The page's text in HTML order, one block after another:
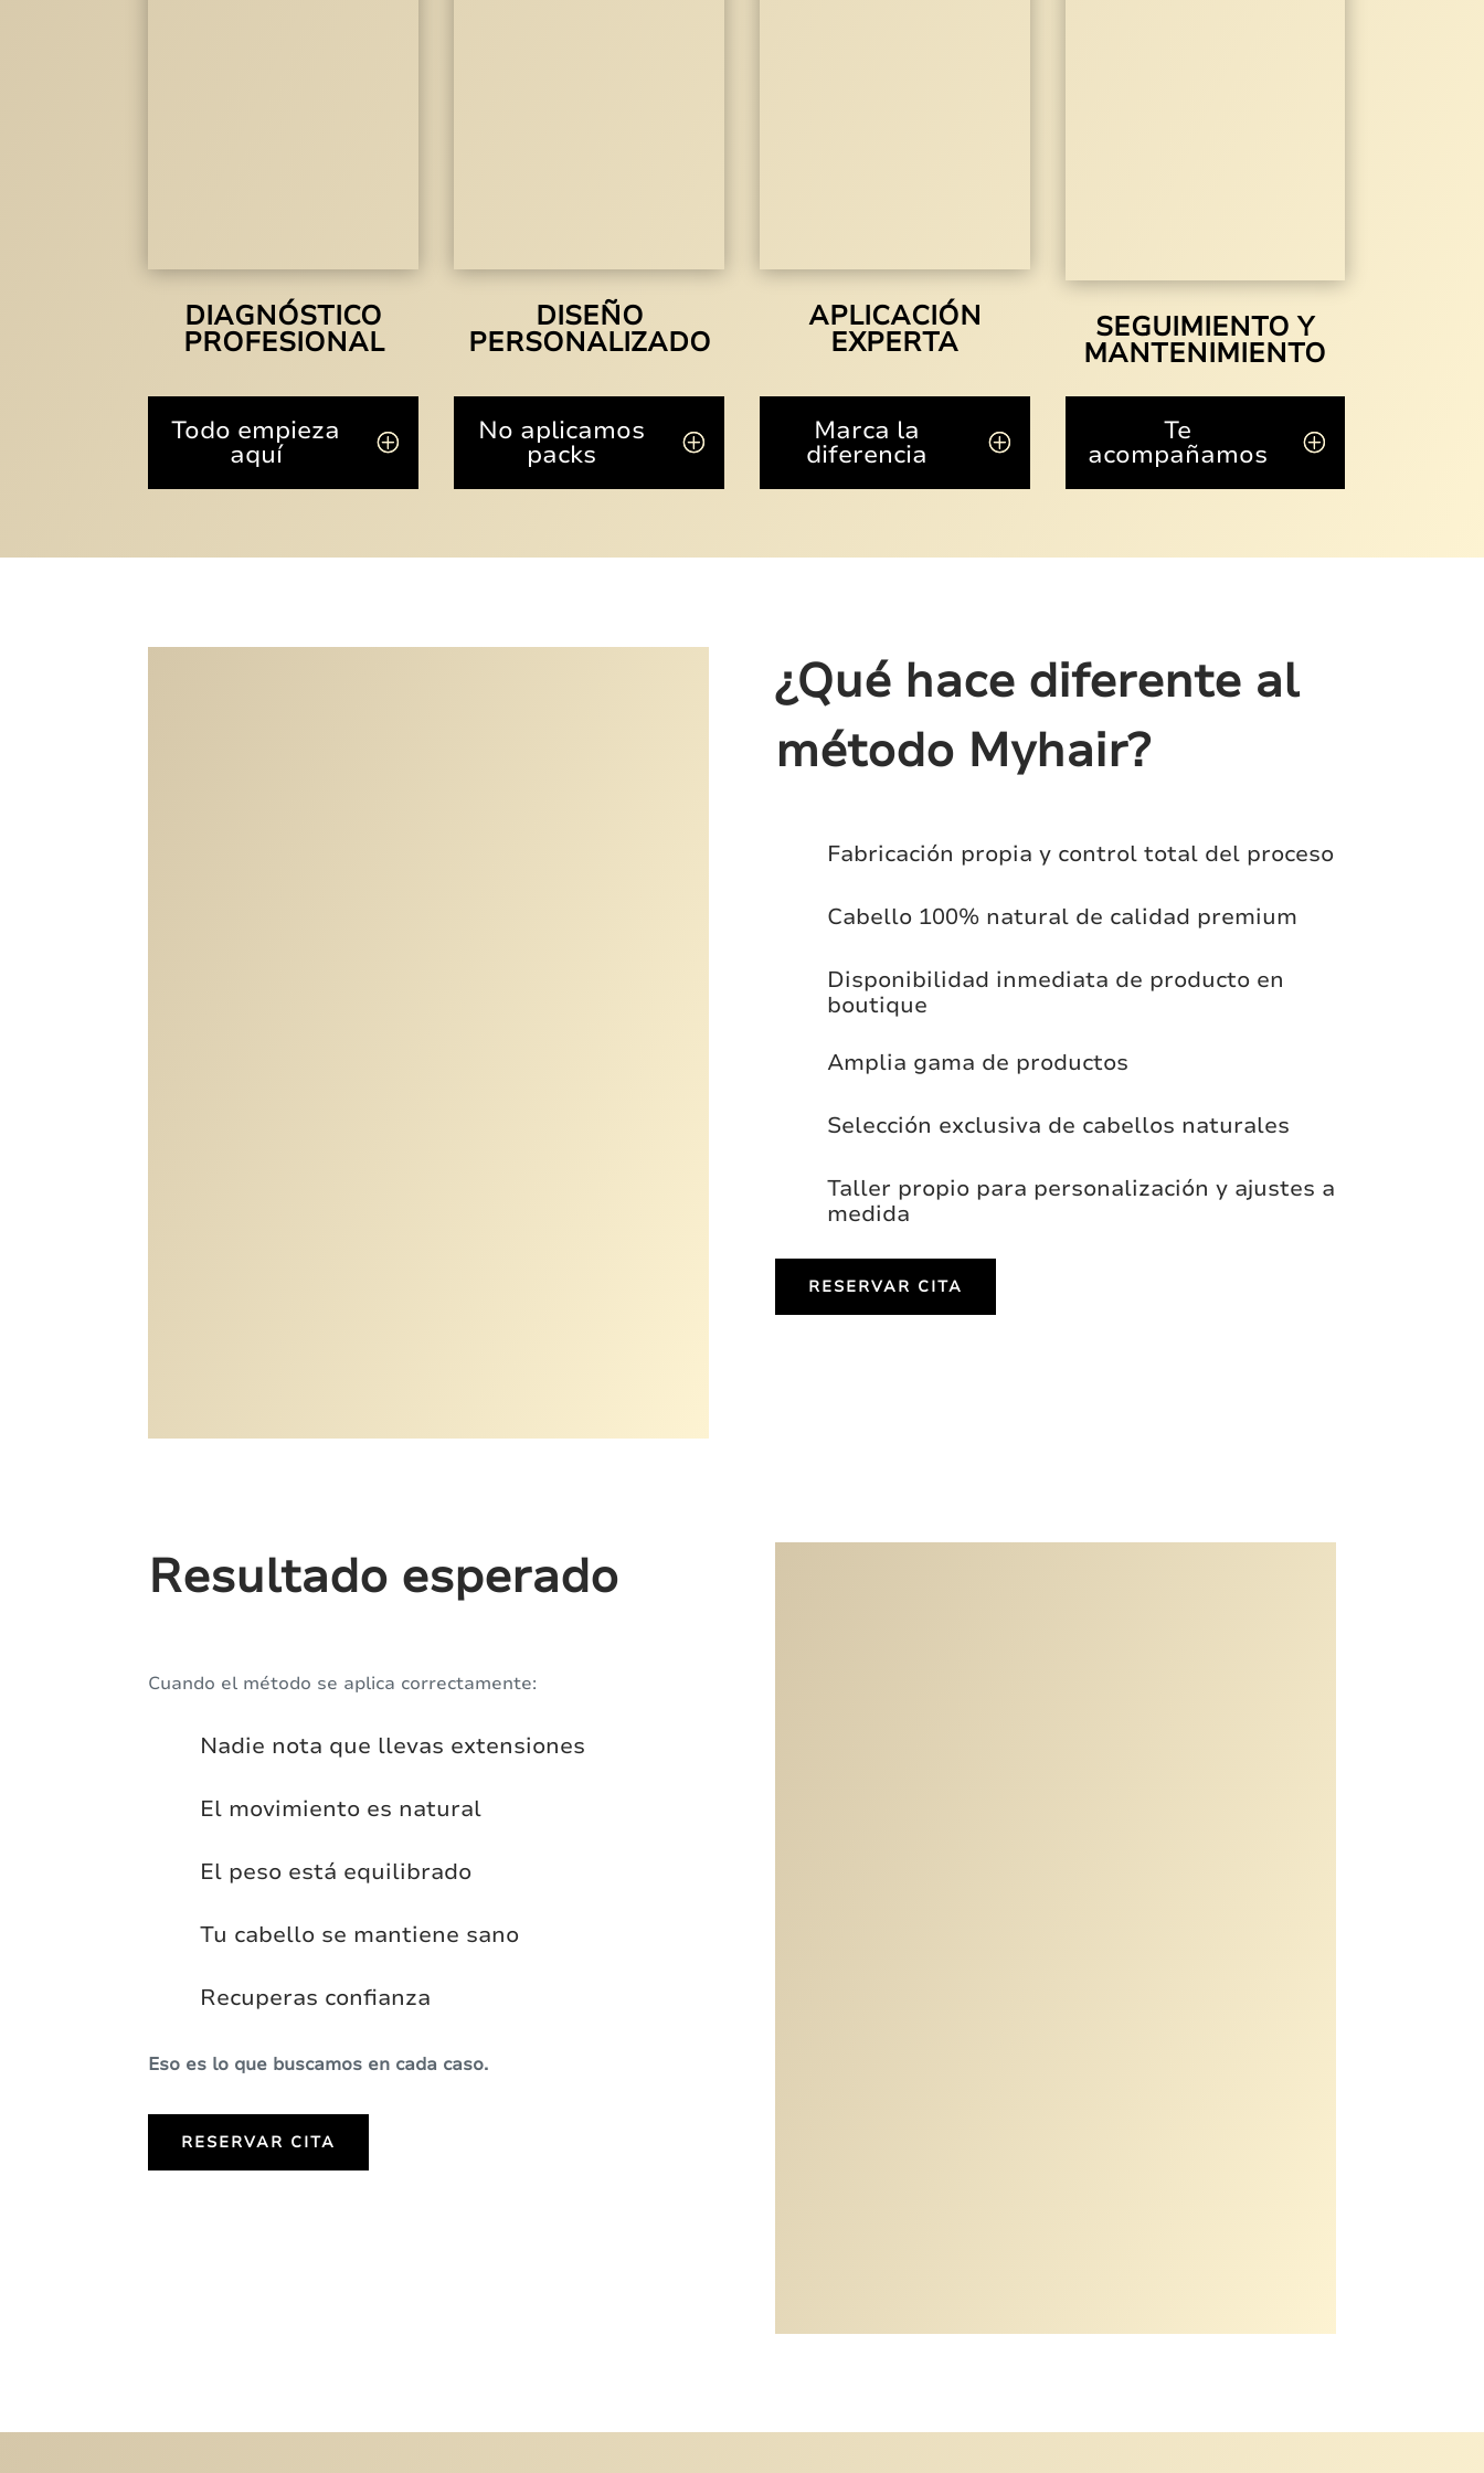
DIAGNÓSTICO
PROFESIONAL
Todo empieza
aquí
DISEÑO
PERSONALIZADO
No aplicamos
packs
APLICACIÓN
EXPERTA
Marca la
diferencia
SEGUIMIENTO Y
MANTENIMIENTO
Te
acompañamos
¿Qué hace diferente al
método Myhair?
Fabricación propia y control total del proceso
Cabello 100% natural de calidad premium
Disponibilidad inmediata de producto en
boutique
Amplia gama de productos
Selección exclusiva de cabellos naturales
Taller propio para personalización y ajustes a
medida
RESERVAR CITA
Resultado esperado
Cuando el método se aplica correctamente:
Nadie nota que llevas extensiones
El movimiento es natural
El peso está equilibrado
Tu cabello se mantiene sano
Recuperas confianza
Eso es lo que buscamos en cada caso.
RESERVAR CITA